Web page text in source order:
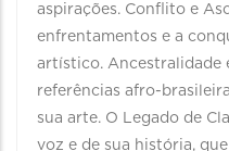
aspirações. Conflito e
enfrentamentos e a
artístico. Ancestralidade
referências afro-
sua arte. O Legado de
voz e de sua história,